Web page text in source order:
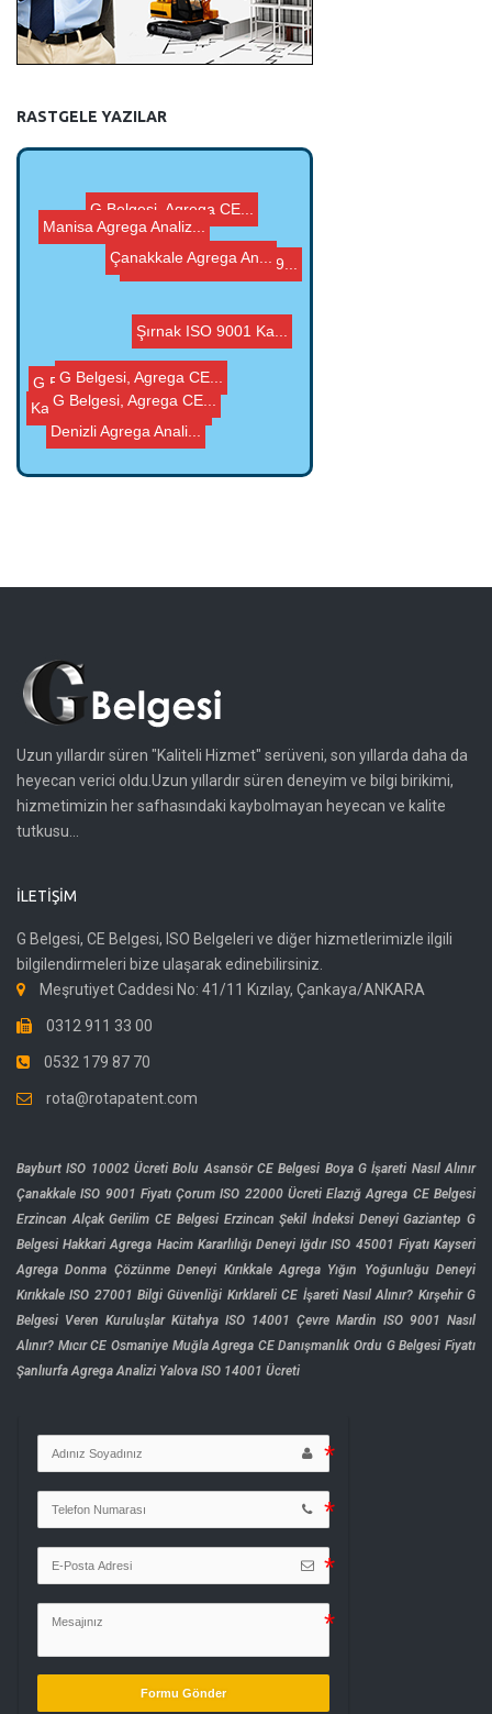
RASTGELE YAZILAR
Kahramanmaraş ISO 9...
G Belgesi, Agrega CE...
G Belgesi, Agrega CE...
Çanakkale Agrega An...
Denizli Agrega Anali...
Şırnak ISO 9001 Ka...
Kastamonu Agrega Ana...
G Belgesi, Agrega CE...
G Belgesi, Agrega CE...
Manisa Agrega Analiz...
Uzun yıllardır süren "Kaliteli Hizmet" serüveni, son yıllarda daha da
heyecan verici oldu.Uzun yıllardır süren deneyim ve bilgi birikimi,
hizmetimizin her safhasındaki kaybolmayan heyecan ve kalite
tutkusu...
İLETIŞIM
G Belgesi, CE Belgesi, ISO Belgeleri ve diğer hizmetlerimizle ilgili
bilgilendirmeleri bize ulaşarak edinebilirsiniz.
Meşrutiyet Caddesi No: 41/11 Kızılay, Çankaya/ANKARA
0312 911 33 00
0532 179 87 70
rota@rotapatent.com
Bayburt ISO 10002 Ücreti Bolu Asansör CE Belgesi Boya G İşareti Nasıl Alınır
Çanakkale ISO 9001 Fiyatı Çorum ISO 22000 Ücreti Elazığ Agrega CE Belgesi
Erzincan Alçak Gerilim CE Belgesi Erzincan Şekil İndeksi Deneyi Gaziantep G
Belgesi Hakkari Agrega Hacim Kararlılığı Deneyi Iğdır ISO 45001 Fiyatı Kayseri
Agrega Donma Çözünme Deneyi Kırıkkale Agrega Yığın Yoğunluğu Deneyi
Kırıkkale ISO 27001 Bilgi Güvenliği Kırklareli CE İşareti Nasıl Alınır? Kırşehir G
Belgesi Veren Kuruluşlar Kütahya ISO 14001 Çevre Mardin ISO 9001 Nasıl
Alınır? Mıcır CE Osmaniye Muğla Agrega CE Danışmanlık Ordu G Belgesi Fiyatı
Şanlıurfa Agrega Analizi Yalova ISO 14001 Ücreti
Formu Gönder